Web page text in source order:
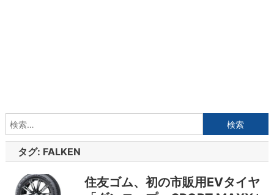
索:
タグ: FALKEN
住友ゴム、初の市販用EVタイヤ